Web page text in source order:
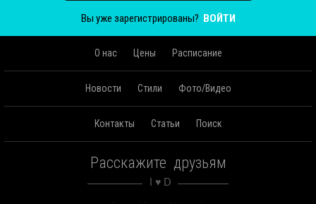
Вы уже зарегистрированы? ВОЙТИ
О нас Цены Расписание
Новости Стили Фото/Видео
Контакты Статьи Поиск
Расскажите друзьям